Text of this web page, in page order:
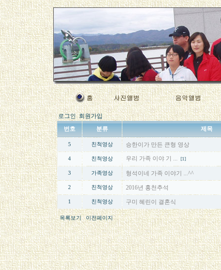
로그인 회원가입
번호
분류 제목
5 친척영상 승한이가 만든 큰형 영상
4 친척영상 우리 가족 이야 기 ... [1]
3 가족영상 형석이네 가족 이야기 ...^^
2 친척영상 2016년 홍천추석
1 친척영상 구미 혜린이 결혼식
목록보기 이전페이지